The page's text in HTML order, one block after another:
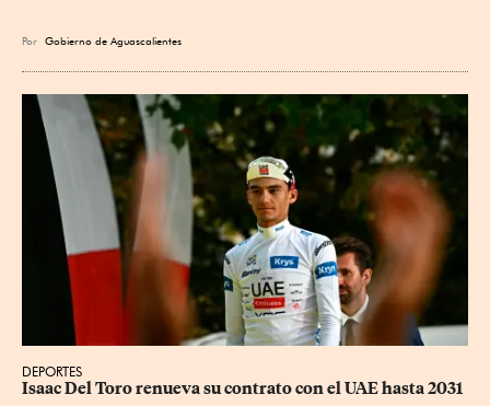
Por Gobierno de Aguascalientes
DEPORTES
Isaac Del Toro renueva su contrato con el UAE hasta 2031